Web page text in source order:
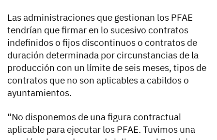
Las administraciones que gestionan los PFAE
tendrían que firmar en lo sucesivo contratos
indefinidos o fijos discontinuos o contratos de
duración determinada por circunstancias de la
producción con un límite de seis meses, tipos de
contratos que no son aplicables a cabildos o
ayuntamientos.
“No disponemos de una figura contractual
aplicable para ejecutar los PFAE. Tuvimos una